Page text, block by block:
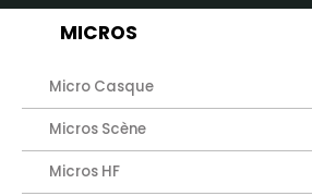
MICROS
Micro Casque
Micros Scène
Micros HF